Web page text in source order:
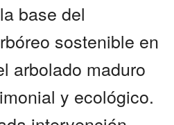
base del
sostenible en
arbolado maduro
y ecológico.